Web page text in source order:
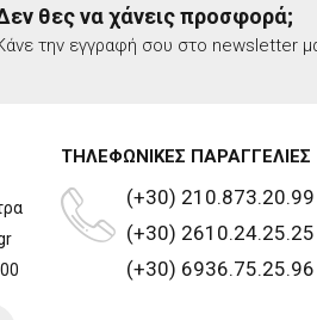
θες να χάνεις προσφορά;
την εγγραφή σου στο newsletter
ΤΗΛΕΦΩΝΙΚΕΣ ΠΑΡΑΓΓΕΛΙΕΣ
(+30) 210.873.20.99
(+30) 2610.24.25.25
(+30) 6936.75.25.96